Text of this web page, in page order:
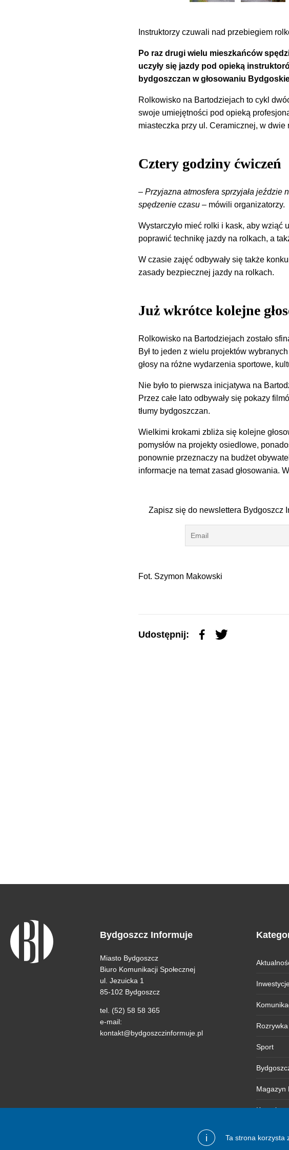
i Ta strona korzysta
Instruktorzy czuwali nad przebiegiem
Po raz drugi wielu mieszkańców
uczyły się jazdy pod opieką
bydgoszczan w głosowaniu
Rolkowisko na Bartodziejach to cykl
swoje umiejętności pod opieką
miasteczka przy ul. Ceramicznej, w
Cztery godziny ćwiczeń
– Przyjazna atmosfera sprzyjała jeździe
spędzenie czasu – mówili organizatorzy.
Wystarczyło mieć rolki i kask, aby wziąć
poprawić technikę jazdy na rolkach, a
W czasie zajęć odbywały się także
zasady bezpiecznej jazdy na rolkach.
Już wkrótce kolejne
Rolkowisko na Bartodziejach zostało
Był to jeden z wielu projektów
głosy na różne wydarzenia sportowe,
Nie było to pierwsza inicjatywa na
Przez całe lato odbywały się pokazy
tłumy bydgoszczan.
Wielkimi krokami zbliża się kolejne
pomysłów na projekty osiedlowe,
ponownie przeznaczy na budżet
informacje na temat zasad głosowania.
Zapisz się do newslettera Bydgoszcz
Fot. Szymon Makowski
Udostępnij:
Bydgoszcz Informuje
Miasto Bydgoszcz
Biuro Komunikacji Społecznej
ul. Jezuicka 1
85-102 Bydgoszcz
tel. (52) 58 58 365
e-mail:
kontakt@bydgoszczinformuje.pl
Rozrywka
Sport
Magazyn
Kontakt